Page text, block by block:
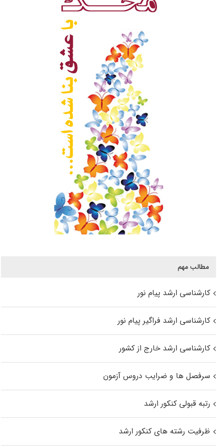
مطالب مهم
کارشناسی ارشد پیام نور
کارشناسی ارشد فراگیر پیام نور
کارشناسی ارشد خارج از کشور
سرفصل ها و ضرایب دروس آزمون
رتبه قبولی کنکور ارشد
ظرفیت رشته های کنکور ارشد